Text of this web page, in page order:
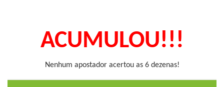
ACUMULOU!!!
Nenhum apostador acertou as 6 dezenas!